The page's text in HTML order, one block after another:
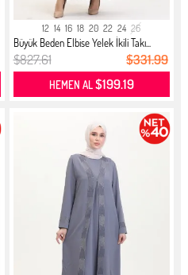
12 14 16 18 20 22 24 26
Büyük Beden Elbise Yelek İkili Takı...
$827.61 $331.99
HEMEN AL$199.19